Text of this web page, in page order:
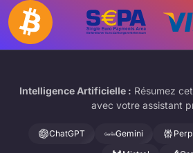
Intelligence Artificielle : Résumez
avec votre assistant
ChatGPT Gemini